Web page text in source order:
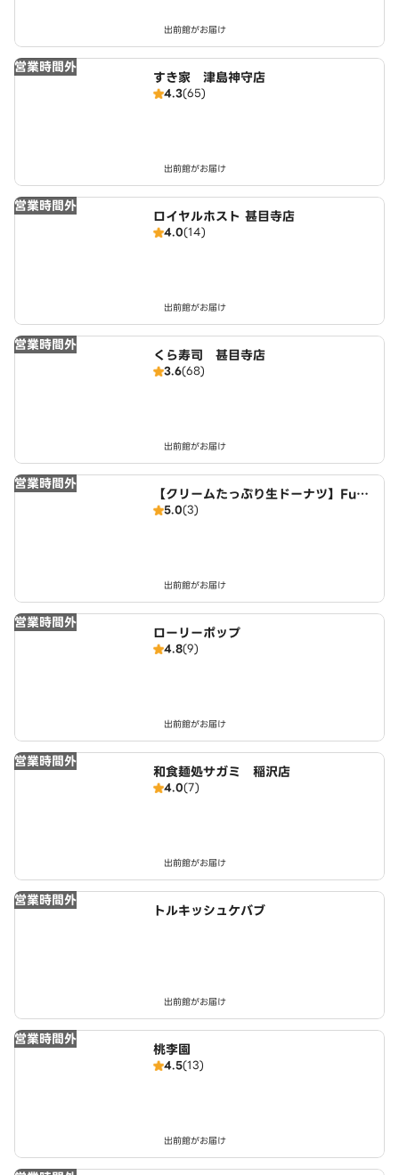
出前館がお届け
営業時間外
すき家 津島神守店
4.3(65)
出前館がお届け
営業時間外
ロイヤルホスト 甚目寺店
4.0(14)
出前館がお届け
営業時間外
くら寿司 甚目寺店
3.6(68)
出前館がお届け
営業時間外
【クリームたっぷり生ドーナツ】FuW
aDonuts 丹波川中店
5.0(3)
出前館がお届け
営業時間外
ローリーポップ
4.8(9)
出前館がお届け
営業時間外
和食麺処サガミ 稲沢店
4.0(7)
出前館がお届け
営業時間外
トルキッシュケバブ
出前館がお届け
営業時間外
桃李園
4.5(13)
出前館がお届け